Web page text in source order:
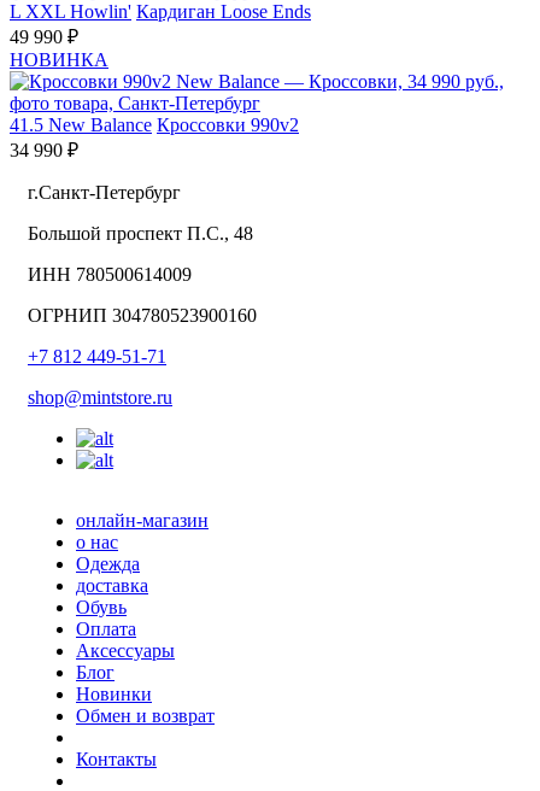
L XXL Howlin' Кардиган Loose Ends
49 990 ₽
НОВИНКА
41.5 New Balance Кроссовки 990v2
34 990 ₽
г.Санкт-Петербург
Большой проспект П.С., 48
ИНН 780500614009
ОГРНИП 304780523900160
+7 812 449-51-71
shop@mintstore.ru
онлайн-магазин
о нас
Одежда
доставка
Обувь
Оплата
Аксессуары
Блог
Новинки
Обмен и возврат
Контакты